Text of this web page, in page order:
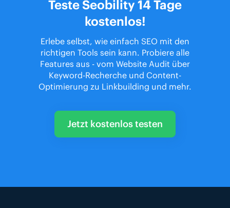
Teste Seobility 14 Tage
kostenlos!
Erlebe selbst, wie einfach SEO mit den
richtigen Tools sein kann. Probiere alle
Features aus - vom Website Audit über
Keyword-Recherche und Content-
Optimierung zu Linkbuilding und mehr.
Jetzt kostenlos testen